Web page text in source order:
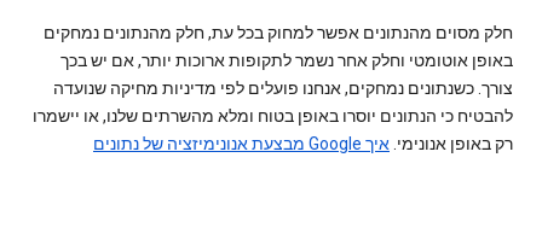
חלק מסוים מהנתונים אפשר למחוק בכל עת, חלק מהנתונים נמחקים
באופן אוטומטי וחלק אחר נשמר לתקופות ארוכות יותר, אם יש בכך
צורך. כשנתונים נמחקים, אנחנו פועלים לפי מדיניות מחיקה שנועדה
להבטיח כי הנתונים יוסרו באופן בטוח ומלא מהשרתים שלנו, או יישמרו
רק באופן אנונימי.איך Google מבצעת אנונימיזציה של נתונים